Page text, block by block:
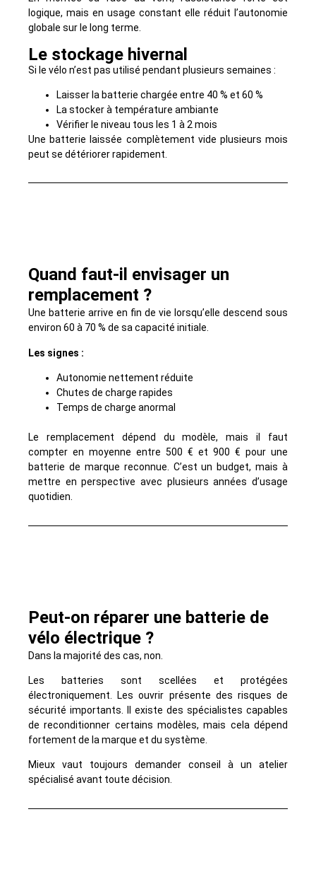
logique, mais en usage constant elle réduit l’autonomie
globale sur le long terme.
Le stockage hivernal
Si le vélo n’est pas utilisé pendant plusieurs semaines :
Laisser la batterie chargée entre 40 % et 60 %
La stocker à température ambiante
Vérifier le niveau tous les 1 à 2 mois
Une batterie laissée complètement vide plusieurs mois
peut se détériorer rapidement.
Quand faut-il envisager un
remplacement ?
Une batterie arrive en fin de vie lorsqu’elle descend sous
environ 60 à 70 % de sa capacité initiale.
Les signes :
Autonomie nettement réduite
Chutes de charge rapides
Temps de charge anormal
Le remplacement dépend du modèle, mais il faut
compter en moyenne entre 500 € et 900 € pour une
batterie de marque reconnue. C’est un budget, mais à
mettre en perspective avec plusieurs années d’usage
quotidien.
Peut-on réparer une batterie de
vélo électrique ?
Dans la majorité des cas, non.
Les batteries sont scellées et protégées
électroniquement. Les ouvrir présente des risques de
sécurité importants. Il existe des spécialistes capables
de reconditionner certains modèles, mais cela dépend
fortement de la marque et du système.
Mieux vaut toujours demander conseil à un atelier
spécialisé avant toute décision.